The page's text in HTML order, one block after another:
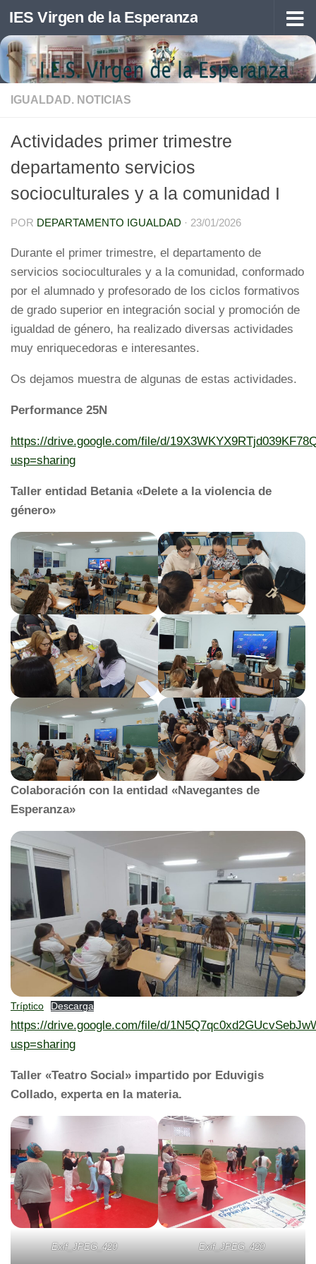
Saltar al contenido
IES Virgen de la Esperanza
IGUALDAD. NOTICIAS
Actividades primer trimestre
departamento servicios
socioculturales y a la comunidad I
POR DEPARTAMENTO IGUALDAD · 23/01/2026
Durante el primer trimestre, el departamento de
servicios socioculturales y a la comunidad, conformado
por el alumnado y profesorado de los ciclos formativos
de grado superior en integración social y promoción de
igualdad de género, ha realizado diversas actividades
muy enriquecedoras e interesantes.
Os dejamos muestra de algunas de estas actividades.
Performance 25N
https://drive.google.com/file/d/
usp=sharing
Taller entidad Betania «Delete a la violencia de
género»
Colaboración con la entidad «Navegantes de
Esperanza»
Tríptico Descarga
https://drive.google.com/file/d/
usp=sharing
Taller «Teatro Social» impartido por Eduvigis
Collado, experta en la materia.
Exif_JPEG_420 Exif_JPEG_420